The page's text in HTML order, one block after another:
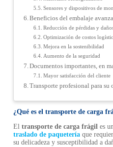
Sensores y dispositivos de
Beneficios del embalaje
Reducción de pérdidas y
Optimización de costos
Mejora en la sostenibilidad
Aumento de la seguridad
Documentos importantes, en
Mayor satisfacción del cliente
Transporte profesional para su
¿Qué es el transporte de carga
El transporte de carga frágiles
traslado de paqueteríaque
su delicadeza y susceptibilidad a